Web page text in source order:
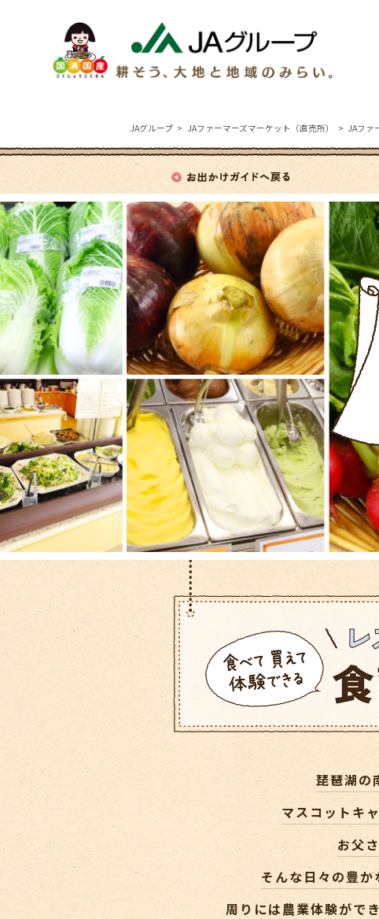
JAグループ JAファーマーズマーケット（直売所） JAファ
琵琶湖の
マスコットキ
お父
そんな日々の豊か
周りには農業体験がで